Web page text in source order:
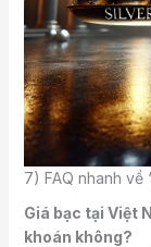
7) FAQ nhanh về
Giá bạc tại Việt
khoán không?